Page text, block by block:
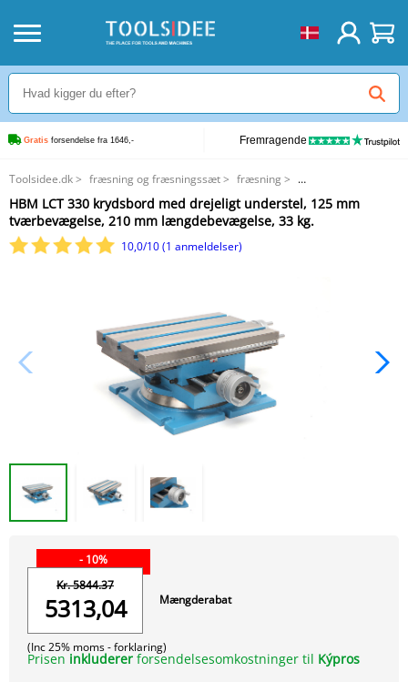
Gratis forsendelse fra 1646,- Fremragende
Toolsidee.dk> fræsning og fræsningssæt> fræsning >
HBM LCT 330 krydsbord med drejeligt understel, 125 mm tværbevægelse,
210 mm længdebevægelse, 33 kg.
HBM LCT 330 krydsbord med drejeligt understel, 125 mm
tværbevægelse, 210 mm længdebevægelse, 33 kg.
10,0/10 (1 anmeldelser)
- 10%
Kr. 5844.37
5313,04
(Inc 25% moms -forklaring)
Mængderabat
Prisen inkluderer forsendelsesomkostninger til Kýpros